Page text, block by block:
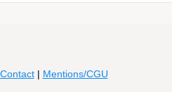
Contact| Mentions/CGU